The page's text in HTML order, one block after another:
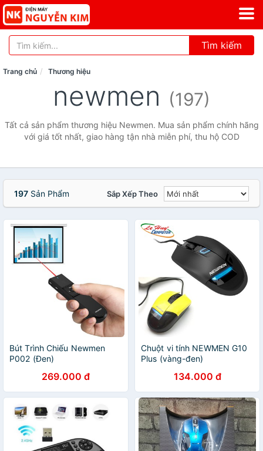
Tìm kiếm
Trang chủ Thương hiệu
newmen (197)
Tất cả sản phẩm thương hiệu Newmen. Mua sản phẩm chính hãng
với giá tốt nhất, giao hàng tận nhà miễn phí, thu hộ COD
197 Sản Phẩm Sắp Xếp Theo
Bút Trình Chiếu Newmen
P002 (Đen)
269.000 đ
Chuột vi tính NEWMEN G10
Plus (vàng-đen)
134.000 đ